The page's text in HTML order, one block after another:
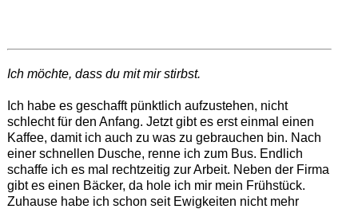
Ich möchte, dass du mit mir stirbst.
Ich habe es geschafft pünktlich aufzustehen, nicht
schlecht für den Anfang. Jetzt gibt es erst einmal einen
Kaffee, damit ich auch zu was zu gebrauchen bin. Nach
einer schnellen Dusche, renne ich zum Bus. Endlich
schaffe ich es mal rechtzeitig zur Arbeit. Neben der Firma
gibt es einen Bäcker, da hole ich mir mein Frühstück.
Zuhause habe ich schon seit Ewigkeiten nicht mehr